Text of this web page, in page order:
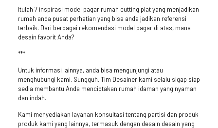
Itulah 7 inspirasi model pagar rumah cutting plat yang menjadikan
rumah anda pusat perhatian yang bisa anda jadikan referensi
terbaik. Dari berbagai rekomendasi model pagar di atas, mana
desain favorit Anda?
***
Untuk informasi lainnya, anda bisa mengunjungi atau
menghubungi kami. Sungguh, Tim Desainer kami selalu sigap siap
sedia membantu Anda menciptakan rumah idaman yang nyaman
dan indah.
Kami menyediakan layanan konsultasi tentang partisi dan produk
produk kami yang lainnya, termasuk dengan desain desain yang